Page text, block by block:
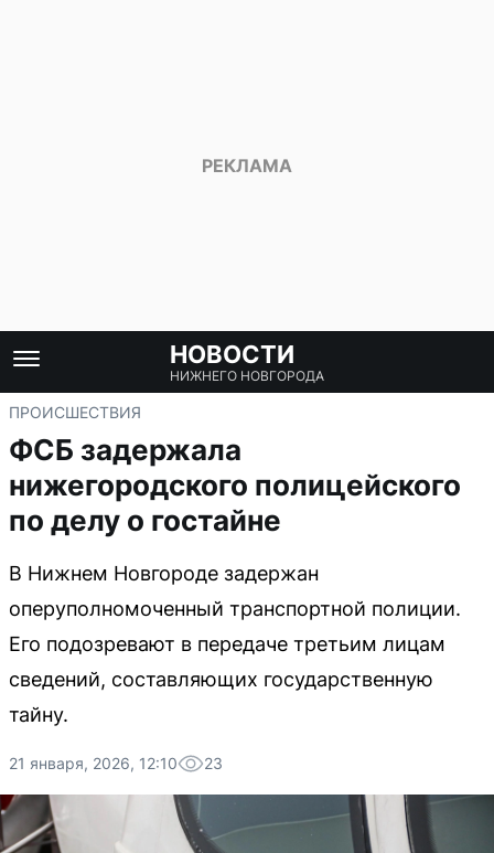
НОВОСТИ
НИЖНЕГО НОВГОРОДА
ПРОИСШЕСТВИЯ
ФСБ задержала
нижегородского полицейского
по делу о гостайне
В Нижнем Новгороде задержан
оперуполномоченный транспортной полиции.
Его подозревают в передаче третьим лицам
сведений, составляющих государственную
тайну.
21 января, 2026, 12:10 23